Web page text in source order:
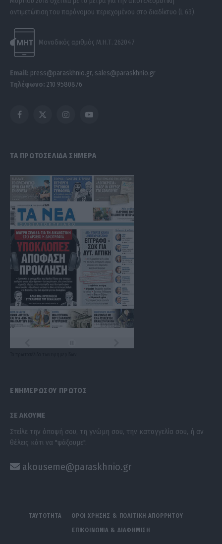
αντιμετώπιση του παράνομου περιεχομένου στο διαδίκτυο (L 63).
Μοναδικός αριθμός Μ.Η.Τ. 262047
Email: press@paraskhnio.gr, sales@paraskhnio.gr
Τηλέφωνο: 210 9580876
Facebook
X
InstagramYouTube
ΤΑ ΠΡΩΤΟΣΕΛΙΔΑ ΣΗΜΕΡΑ
ΕΝΗΜΕΡΩΣΟΥ ΠΡΩΤΟΣ
ΣΕ ΑΚΟΥΜΕ
Στείλε την άποψή σου, τη γνώμη σου, την καταγγελία σου, ή αν
θέλεις κάτι να "ψάξουμε".
akouseme@paraskhnio.gr
ΤΑΥΤΟΤΗΤΑ ΟΡΟΙ ΧΡΗΣΗΣ & ΠΟΛΙΤΙΚΗ ΑΠΟΡΡΗΤΟΥ
ΕΠΙΚΟΙΝΩΝΙΑ & ΔΙΑΦΗΜΙΣΗ